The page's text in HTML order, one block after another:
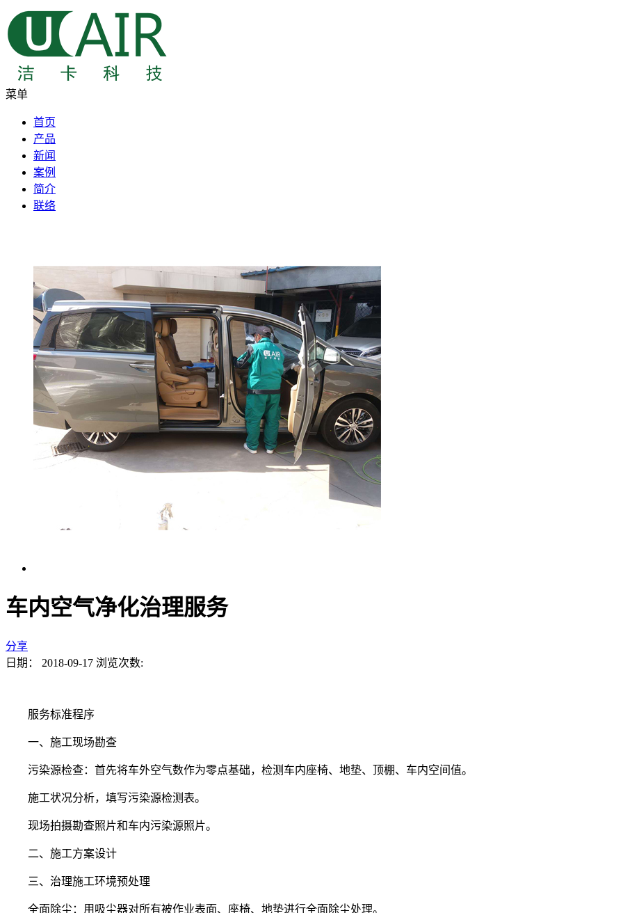
菜单
首页
产品
新闻
案例
简介
联络
车内空气净化治理服务
分享
日期：
2018-09-17 浏览次数:
服务标准程序
一、施工现场勘查
污染源检查：首先将车外空气数作为零点基础，检测车内座椅、地垫、顶棚、车内空间值。
施工状况分析，填写污染源检测表。
现场拍摄勘查照片和车内污染源照片。
二、施工方案设计
三、治理施工环境预处理
全面除尘：用吸尘器对所有被作业表面、座椅、地垫进行全面除尘处理。